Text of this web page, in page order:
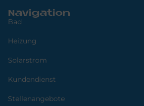
Navigation
Bad
Heizung
Solarstrom
Kundendienst
Stellenangebote